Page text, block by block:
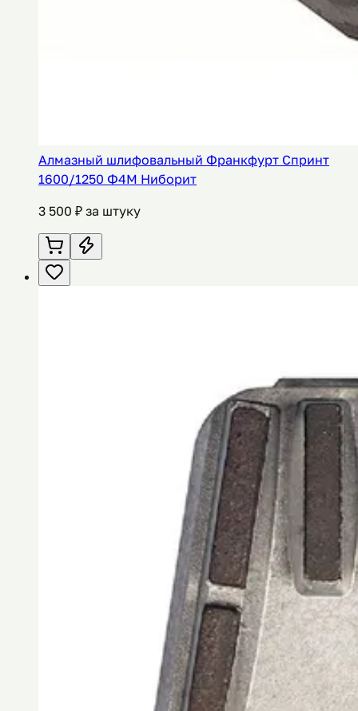
Алмазный шлифовальный Франкфурт Спринт
1600/1250 Ф4М Ниборит
3 500 ₽ за штуку